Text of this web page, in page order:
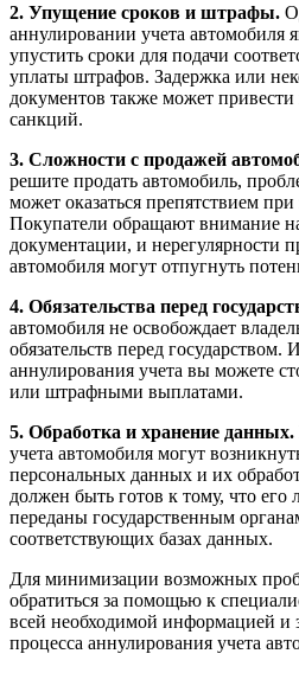
2. Упущение сроков и штрафы.
аннулировании учета автомобиля
упустить сроки для подачи
уплаты штрафов. Задержка или
документов также может
санкций.
3. Сложности с продажей
решите продать автомобиль,
может оказаться препятствием
Покупатели обращают внимание
документации, и нерегулярности
автомобиля могут отпугнуть
4. Обязательства перед
автомобиля не освобождает
обязательств перед государством.
аннулирования учета вы можете
или штрафными выплатами.
5. Обработка и хранение данных.
учета автомобиля могут
персональных данных и их
должен быть готов к тому, что его
переданы государственным
соответствующих базах данных.
Для минимизации возможных
обратиться за помощью к
всей необходимой информацией и
процесса аннулирования учета